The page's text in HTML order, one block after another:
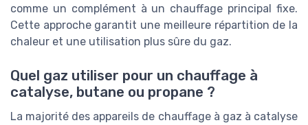
comme un complément à un chauffage principal fixe.
Cette approche garantit une meilleure répartition de la
chaleur et une utilisation plus sûre du gaz.
Quel gaz utiliser pour un chauffage à
catalyse, butane ou propane ?
La majorité des appareils de chauffage à gaz à catalyse